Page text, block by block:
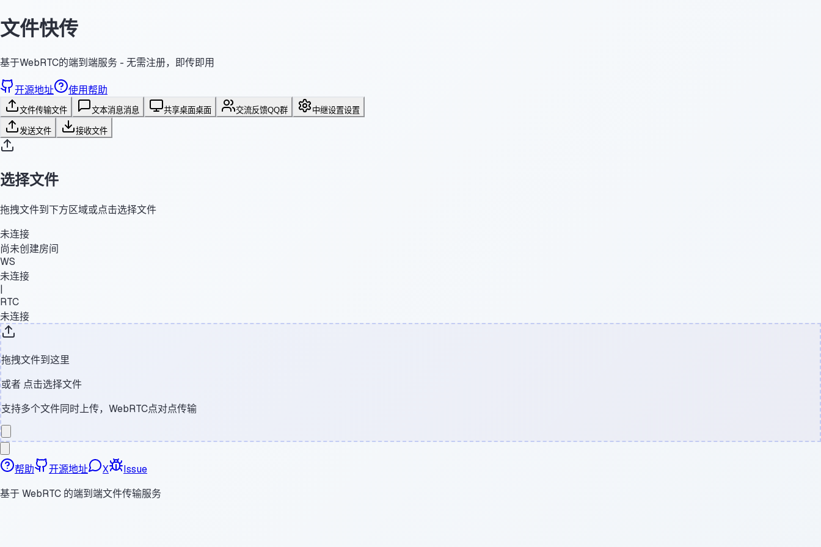
文件快传
基于WebRTC的端到端服务 - 无需注册，即传即用
开源地址 使用帮助
文件传输文件 文本消息消息 共享桌面桌面 交流反馈QQ群 中继设置设置
发送文件 接收文件
选择文件
拖拽文件到下方区域或点击选择文件
未连接
尚未创建房间
WS
未连接
|
RTC
未连接
拖拽文件到这里
或者 点击选择文件
支持多个文件同时上传，WebRTC点对点传输
帮助 开源地址 X
Issue
基于 WebRTC 的端到端文件传输服务